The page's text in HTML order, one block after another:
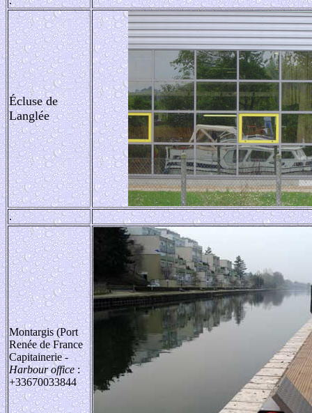
Éclusede
Langlée
.
Montargis (Port
Renée de France
Capitainerie-
Harbour office:
+33670033844